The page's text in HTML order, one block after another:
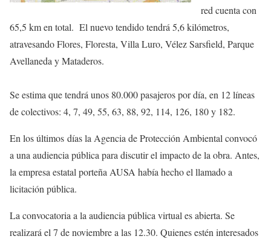
red cuenta con
65,5 km en total. El nuevo tendido tendrá 5,6 kilómetros,
atravesando Flores, Floresta, Villa Luro, Vélez Sarsfield, Parque
Avellaneda y Mataderos.
Se estima que tendrá unos 80.000 pasajeros por día, en 12 líneas
de colectivos: 4, 7, 49, 55, 63, 88, 92, 114, 126, 180 y 182.
En los últimos días la Agencia de Protección Ambiental convocó
a una audiencia pública para discutir el impacto de la obra. Antes,
la empresa estatal porteña AUSA había hecho el llamado a
licitación pública.
La convocatoria a la audiencia pública virtual es abierta. Se
realizará el 7 de noviembre a las 12.30. Quienes estén interesados